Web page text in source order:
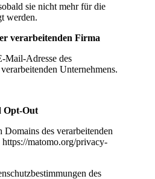
sie nicht mehr für die
werden.
verarbeitenden Firma
Mail-Adresse des
Unternehmens.
Opt-Out
des verarbeitenden
matomo.org/privacy-
des